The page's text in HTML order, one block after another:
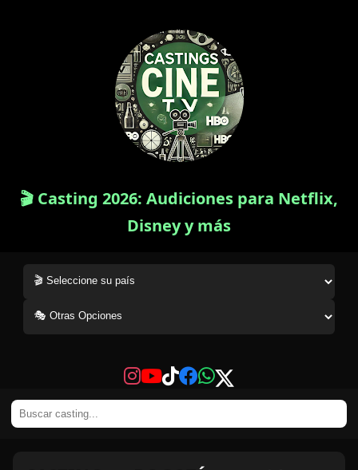
🎬 Casting 2026: Audiciones para Netflix,
Disney y más